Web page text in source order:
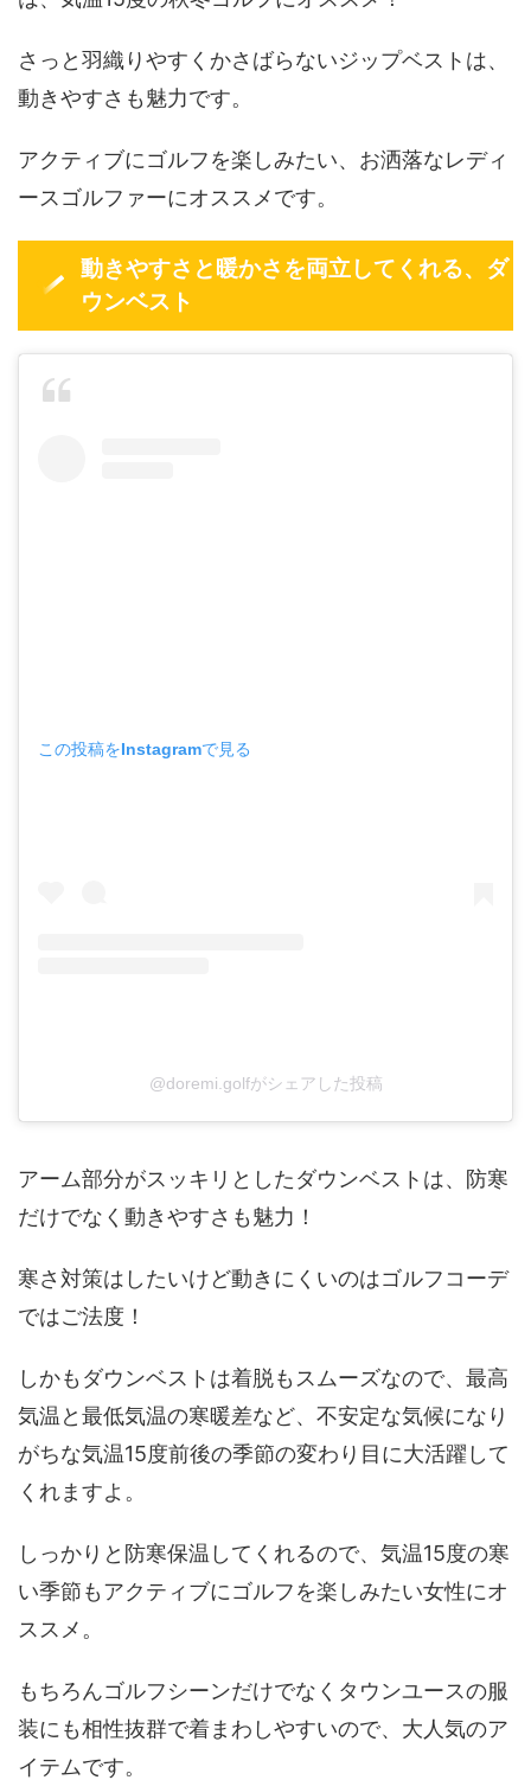
さっと羽織りやすくかさばらないジップベストは、
動きやすさも魅力です。
アクティブにゴルフを楽しみたい、お洒落なレディ
ースゴルファーにオススメです。
動きやすさと暖かさを両立してくれる、ダ
ウンベスト
この投稿をInstagramで見る
@doremi.golfがシェアした投稿
アーム部分がスッキリとしたダウンベストは、防寒
だけでなく動きやすさも魅力！
寒さ対策はしたいけど動きにくいのはゴルフコーデ
ではご法度！
しかもダウンベストは着脱もスムーズなので、最高
気温と最低気温の寒暖差など、不安定な気候になり
がちな気温15度前後の季節の変わり目に大活躍して
くれますよ。
しっかりと防寒保温してくれるので、気温15度の寒
い季節もアクティブにゴルフを楽しみたい女性にオ
ススメ。
もちろんゴルフシーンだけでなくタウンユースの服
装にも相性抜群で着まわしやすいので、大人気のア
イテムです。